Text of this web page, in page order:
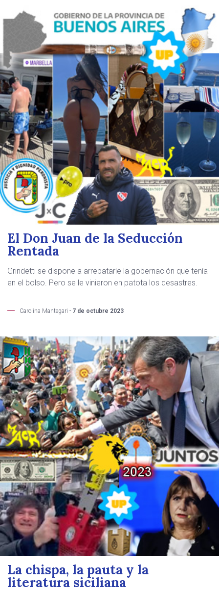
El Don Juan de la Seducción
Rentada
Grindetti se dispone a arrebatarle la gobernación que tenía
en el bolso. Pero se le vinieron en patota los desastres.
Carolina Mantegari - 7 de octubre 2023
La chispa, la pauta y la
literatura siciliana